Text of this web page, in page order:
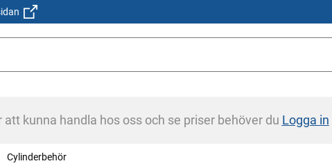
att kunna handla hos oss och se priser behöver du Logga in
Cylinderbehör